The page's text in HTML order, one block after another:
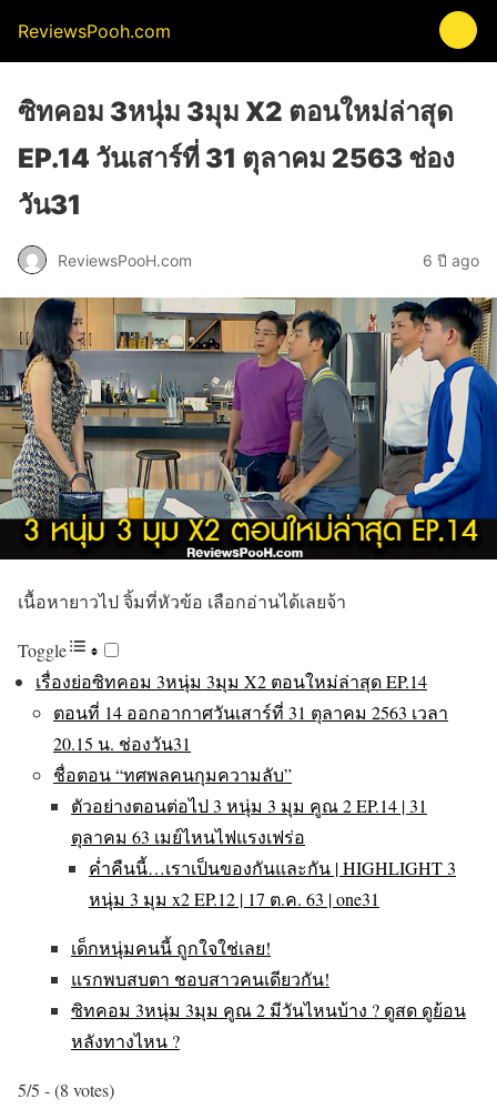
ReviewsPooh.com
ซิทคอม 3หนุ่ม 3มุม X2 ตอนใหม่ล่าสุด
EP.14 วันเสาร์ที่ 31 ตุลาคม 2563 ช่อง
วัน31
ReviewsPooH.com 6 ปี ago
เนื้อหายาวไป จิ้มที่หัวข้อ เลือกอ่านได้เลยจ้า
Toggle
เรื่องย่อซิทคอม 3หนุ่ม 3มุม X2 ตอนใหม่ล่าสุด EP.14
ตอนที่ 14 ออกอากาศวันเสาร์ที่ 31 ตุลาคม 2563 เวลา
20.15 น. ช่องวัน31
ชื่อตอน “ทศพลคนกุมความลับ”
ตัวอย่างตอนต่อไป 3 หนุ่ม 3 มุม คูณ 2 EP.14 | 31
ตุลาคม 63 เมย์ไหนไฟแรงเฟร่อ
ค่ำคืนนี้…เราเป็นของกันและกัน | HIGHLIGHT 3
หนุ่ม 3 มุม x2 EP.12 | 17 ต.ค. 63 | one31
เด็กหนุ่มคนนี้ ถูกใจใช่เลย!
แรกพบสบตา ชอบสาวคนเดียวกัน!
ซิทคอม 3หนุ่ม 3มุม คูณ 2 มีวันไหนบ้าง ? ดูสด ดูย้อน
หลังทางไหน ?
5/5 - (8 votes)